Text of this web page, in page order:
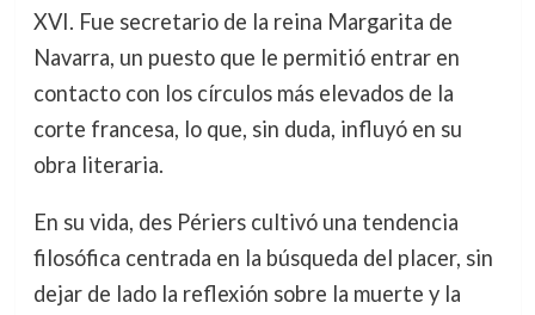
XVI. Fue secretario de la reina Margarita de
Navarra, un puesto que le permitió entrar en
contacto con los círculos más elevados de la
corte francesa, lo que, sin duda, influyó en su
obra literaria.
En su vida, des Périers cultivó una tendencia
filosófica centrada en la búsqueda del placer, sin
dejar de lado la reflexión sobre la muerte y la